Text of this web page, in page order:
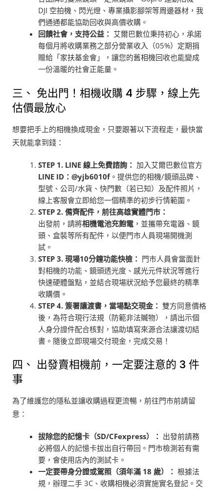
DJI 空拍機、閃光燈、專業攝影腳架等周邊器材，我
們通通都能協助回收與高價收購。
回饋社會，支持公益： 艾爾巴數位秉持初心，承諾
每個月將收購業務之部分營業收入（05%）定期捐
贈給「家扶基金會」，讓您的舊相機回收也能變成
一份溫暖的社會正能量。
三、 免出門！相機收購 4 步驟，線上先
估價最放心
想要把手上的相機換成現金，只要跟著以下流程走，最快當
天就能拿到錢：
STEP 1. LINE線上免費諮詢： 加入艾爾巴數位官方
LINE ID：@yjb6010f。提供您的相機/鏡頭品牌、
型號、公司/水貨、快門數（若已知）及配件照片，
線上客服會立即給您一個精準的初步行情範圍。
STEP 2.備齊配件，前往高雄實體門市：
出發前，請將相機電池充飽電 ，並攜帶充電器、鏡
頭、盒裝等所有配件，以便門市人員現場開機測
試。
STEP 3.現場10分鐘功能快檢： 門市人員會當面針
對相機的功能、鏡頭透光度、感光元件狀況等進行
快速硬體盤點，並結合現場狀況給予您最終的精準
收購價。
STEP 4.簽署讓渡書，當場點交現金： 雙方同意價格
後，為符合現行法規（防範非法贓物），請出示個
人身分證件配合核對，協助填寫來源合法讓渡切結
書。隨後立即現場交付現金，完成交易！
四、 出發賣相機前，一定要注意的 3 件
事
為了維護您的隱私並讓收購過程更流暢，前往門市前請留
意：
拔除您的記憶卡（SD/CFexpress）： 出發前請務
必將個人的記憶卡拔出自行帶回。門市檢測若有需
要，會使用店內的測試卡。
一定要帶身分證或駕照（須年滿 18 歲）： 根據法
規，辦理二手 3C、收購相機必須實施實名登記。交